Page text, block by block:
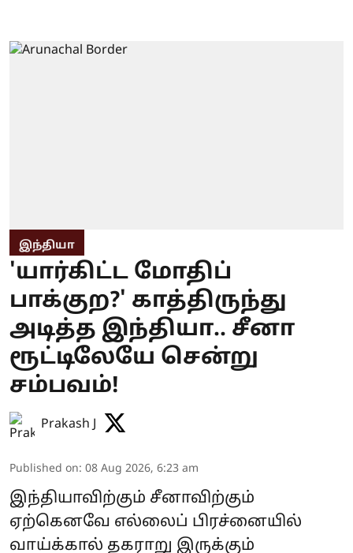
இந்தியா
'யார்கிட்ட மோதிப்
பாக்குற?' காத்திருந்து
அடித்த இந்தியா.. சீனா
ரூட்டிலேயே சென்று
சம்பவம்!
Prakash J
Published on: 08 Aug 2026, 6:23 am
இந்தியாவிற்கும் சீனாவிற்கும்
ஏற்கெனவே எல்லைப் பிரச்னையில்
வாய்க்கால் தகராறு இருக்கும்